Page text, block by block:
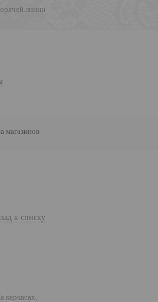
линии
магазинов
к списку